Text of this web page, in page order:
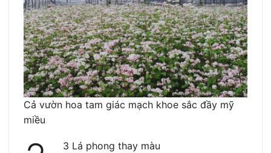
Cả vườn hoa tam giác mạch khoe sắc đầy mỹ
miều
3 Lá phong thay màu